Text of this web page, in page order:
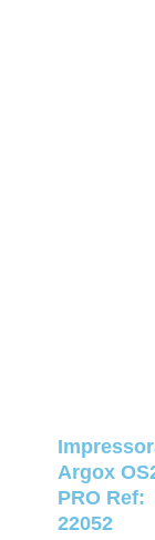
Argox
PRO Ref:
22052